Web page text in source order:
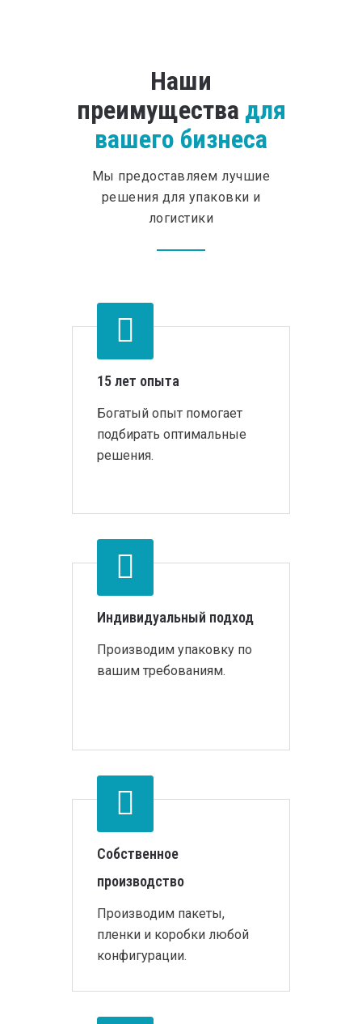
Наши
преимущества для
вашего бизнеса
Мы предоставляем лучшие
решения для упаковки и
логистики
15 лет опыта
Богатый опыт помогает
подбирать оптимальные
решения.
Индивидуальный подход
Производим упаковку по
вашим требованиям.
Собственное
производство
Производим пакеты,
пленки и коробки любой
конфигурации.